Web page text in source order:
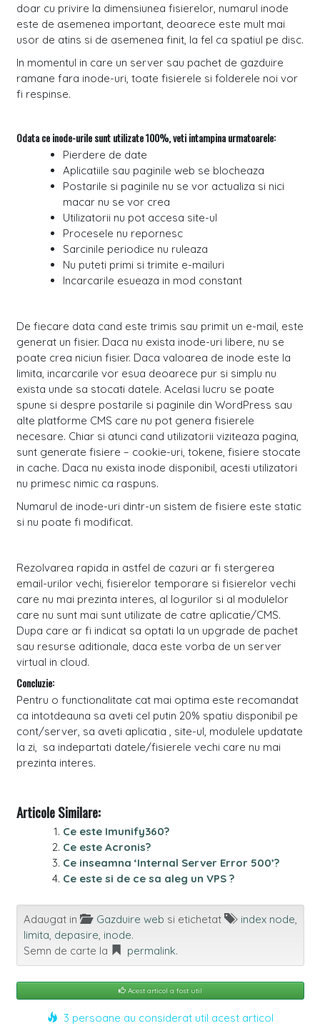
doar cu privire la dimensiunea fisierelor, numarul inode
este de asemenea important, deoarece este mult mai
usor de atins si de asemenea finit, la fel ca spatiul pe disc.
In momentul in care un server sau pachet de gazduire
ramane fara inode-uri, toate fisierele si folderele noi vor
fi respinse.
Odata ce inode-urile sunt utilizate 100%, veti intampina urmatoarele:
Pierdere de date
Aplicatiile sau paginile web se blocheaza
Postarile si paginile nu se vor actualiza si nici
macar nu se vor crea
Utilizatorii nu pot accesa site-ul
Procesele nu repornesc
Sarcinile periodice nu ruleaza
Nu puteti primi si trimite e-mailuri
Incarcarile esueaza in mod constant
De fiecare data cand este trimis sau primit un e-mail, este
generat un fisier. Daca nu exista inode-uri libere, nu se
poate crea niciun fisier. Daca valoarea de inode este la
limita, incarcarile vor esua deoarece pur si simplu nu
exista unde sa stocati datele. Acelasi lucru se poate
spune si despre postarile si paginile din WordPress sau
alte platforme CMS care nu pot genera fisierele
necesare. Chiar si atunci cand utilizatorii viziteaza pagina,
sunt generate fisiere – cookie-uri, tokene, fisiere stocate
in cache. Daca nu exista inode disponibil, acesti utilizatori
nu primesc nimic ca raspuns.
Numarul de inode-uri dintr-un sistem de fisiere este static
si nu poate fi modificat.
Rezolvarea rapida in astfel de cazuri ar fi stergerea
email-urilor vechi, fisierelor temporare si fisierelor vechi
care nu mai prezinta interes, al logurilor si al modulelor
care nu sunt mai sunt utilizate de catre aplicatie/CMS.
Dupa care ar fi indicat sa optati la un upgrade de pachet
sau resurse aditionale, daca este vorba de un server
virtual in cloud.
Concluzie:
Pentru o functionalitate cat mai optima este recomandat
ca intotdeauna sa aveti cel putin 20% spatiu disponibil pe
cont/server, sa aveti aplicatia , site-ul, modulele updatate
la zi, sa indepartati datele/fisierele vechi care nu mai
prezinta interes.
Articole Similare:
Ce este Imunify360?
Ce este Acronis?
Ce inseamna ‘Internal Server Error 500’?
Ce este si de ce sa aleg un VPS ?
Adaugat in Gazduire web si etichetat index node
limita depasire inode.
Semn de carte la
permalink.
Acest articol a fost util
3 persoane au considerat util acest articol